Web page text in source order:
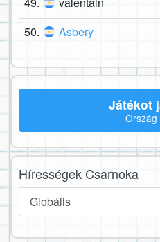
50. Asbery
Játékot
Ország
Hírességek Csarnoka
Globális